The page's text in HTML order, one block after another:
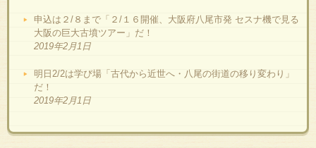
申込は２/８まで「２/１６開催、大阪府八尾市発 セスナ機で見る
大阪の巨大古墳ツアー」だ！
2019年2月1日
明日2/2は学び場「古代から近世へ・八尾の街道の移り変わり」
だ！
2019年2月1日